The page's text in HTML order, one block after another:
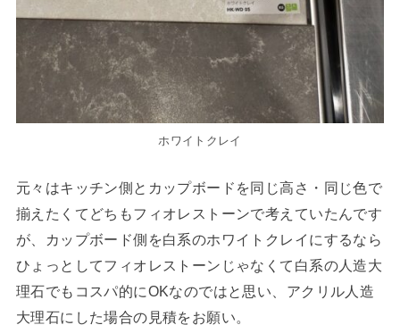
ホワイトクレイ
元々はキッチン側とカップボードを同じ高さ・同じ色で
揃えたくてどちもフィオレストーンで考えていたんです
が、カップボード側を白系のホワイトクレイにするなら
ひょっとしてフィオレストーンじゃなくて白系の人造大
理石でもコスパ的にOKなのではと思い、アクリル人造
大理石にした場合の見積をお願い。